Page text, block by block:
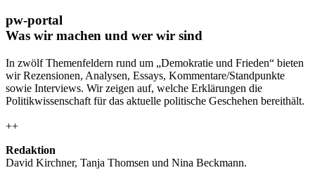
pw-portal
Was wir machen und wer wir sind
In zwölf Themenfeldern rund um „Demokratie und Frieden“ bieten
wir Rezensionen, Analysen, Essays, Kommentare/Standpunkte
sowie Interviews. Wir zeigen auf, welche Erklärungen die
Politikwissenschaft für das aktuelle politische Geschehen bereithält.
++
Redaktion
David Kirchner, Tanja Thomsen und Nina Beckmann.